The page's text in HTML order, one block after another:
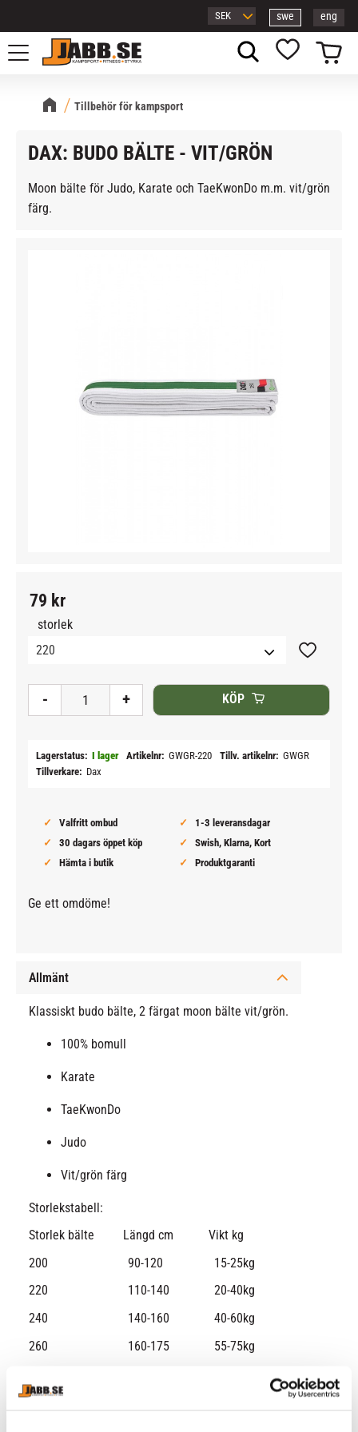
Meny
swe eng
Favoriter
Kundvagn
Tillbehör för kampsport
DAX: BUDO BÄLTE - VIT/GRÖN
Moon bälte för Judo, Karate och TaeKwonDo m.m. vit/grön
färg.
79 kr
storlek
+
- KÖP
Lägg till
Lagerstatus I lager Artikelnr GWGR-220 Tillv. artikelnr GWGR
Tillverkare
Dax
Valfritt ombud
1-3 leveransdagar
30 dagars öppet köp
Swish, Klarna, Kort
Hämta i butik
Produktgaranti
Ge ett omdöme!
Allmänt
Klassiskt budo bälte, 2 färgat moon bälte vit/grön.
100% bomull
Karate
TaeKwonDo
Judo
Vit/grön färg
Storlekstabell:
Storlek bälte Längd cm Vikt kg
200 90-120 15-25kg
220 110-140 20-40kg
240 140-160 40-60kg
260 160-175 55-75kg
300 185-195 85-100kg